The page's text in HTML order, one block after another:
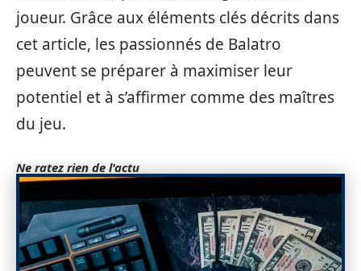
joueur. Grâce aux éléments clés décrits dans
cet article, les passionnés de Balatro
peuvent se préparer à maximiser leur
potentiel et à s’affirmer comme des maîtres
du jeu.
Ne ratez rien de l'actu